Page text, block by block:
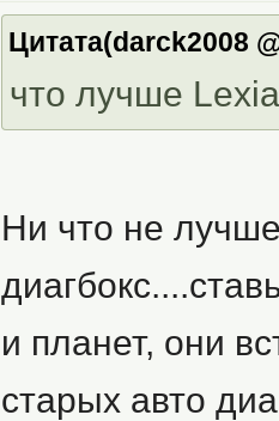
Цитата(darck2008
что лучше
Ни что не
и планет, они
старых авто